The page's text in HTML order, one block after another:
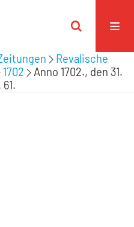
Revalische
1702
Anno 1702., den 31.